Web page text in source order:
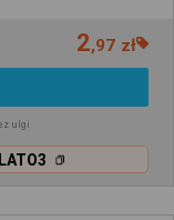
2,97 zł
ulgi
LATO3